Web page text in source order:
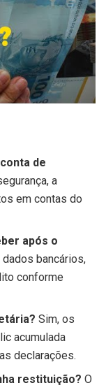
de
a
em contas do
após o
bancários,
conforme
Sim, os
acumulada
declarações.
restituição? O